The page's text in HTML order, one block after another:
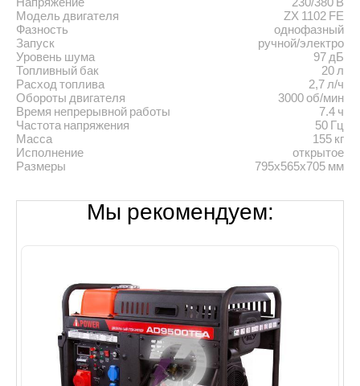
Модель двигателя
ZX 1102 FE
Фазность
однофазный
Запуск
ручной/электро
Уровень шума
97 дБ
Топливный бак
20 л
Расход топлива
2,7 л/ч
Обороты двигателя
3000 об/мин
Время непрерывной работы
7.4 ч
Частота напряжения
50 Гц
Масса
155 кг
Исполнение
открытое
Размеры
795x565x705 мм
Мы рекомендуем: